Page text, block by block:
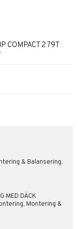
COMPACT 2 79T
& Balansering,
MED DÄCK
Montering &